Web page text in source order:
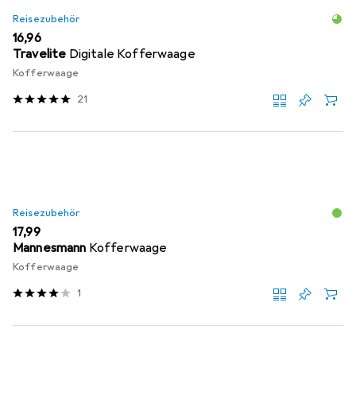
Reisezubehör
EUR
16,96
Travelite Digitale Kofferwaage
Kofferwaage
21
Reisezubehör
EUR
17,99
Mannesmann Kofferwaage
Kofferwaage
1